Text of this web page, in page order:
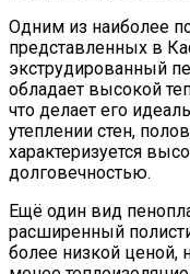
Одним из наиболее
представленных в
экструдированный
обладает высокой
что делает его
утеплении стен,
характеризуется
долговечностью.
Ещё один вид
расширенный
более низкой ценой,